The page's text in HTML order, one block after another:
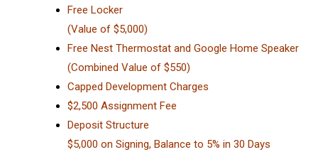
Free Locker
(Value of $5,000)
Free Nest Thermostat and Google Home Speaker
(Combined Value of $550)
Capped Development Charges
$2,500 Assignment Fee
Deposit Structure
$5,000 on Signing, Balance to 5% in 30 Days